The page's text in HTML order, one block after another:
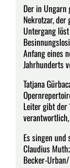
Der in Ungarn
Nekrotzar,
Untergang
Anfang eines
Jahrhunderts
Tatjana
Leiter gibt der
Es singen
Claudius
Becker-